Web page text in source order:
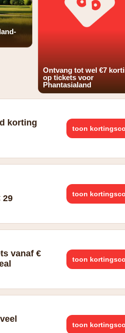
Ontvang tot wel €7
op tickets voor
Phantasialand
korting
toon
29
toon
vanaf €
toon
toon